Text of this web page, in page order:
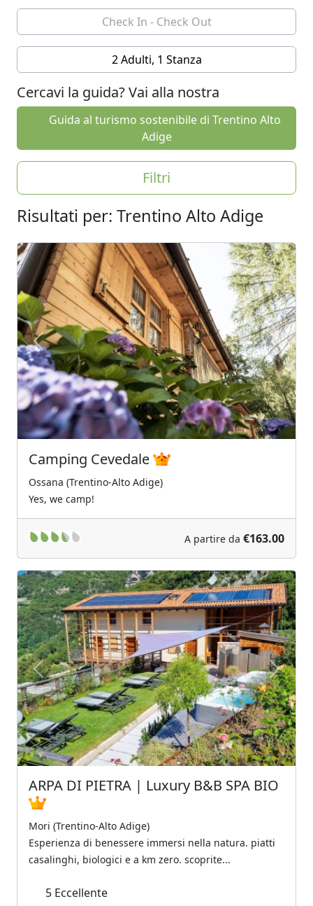
2 Adulti, 1 Stanza
Cercavi la guida? Vai alla nostra
Guida al turismo sostenibile di Trentino Alto
Adige
Filtri
Risultati per: Trentino Alto Adige
Previous Next
Camping Cevedale
Ossana (Trentino-Alto Adige)
Yes, we camp!
A partire da €163.00
Previous Next
ARPA DI PIETRA | Luxury B&B SPA BIO
Mori (Trentino-Alto Adige)
Esperienza di benessere immersi nella natura. piatti
casalinghi, biologici e a km zero. scoprite...
5 Eccellente